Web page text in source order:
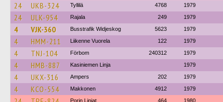
24 UKB-324 Tyllilä 4768 1979
24 ULK-954 Rajala 249 1979
4 VJK-360 Busstrafik Widjeskog 5623 1979
4 HMM-211 Liikenne Vuorela 122 1979
4 TNJ-104 Förbom 240312 1979
4 HMB-887 Kasiniemen Linja 1979
4 UKX-316 Ampers 202 1979
4 KCO-554 Makkonen 4912 1979
Porin Linjat 464 1980